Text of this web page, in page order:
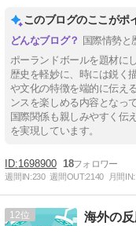
このブログのここがポ
国際情勢と
ポーランドボールを題材に
歴史を軽妙に、時には鋭く
や文化の特徴を端的に伝え
ンスを楽しめる内容となっ
国際関係も親しみやすく伝
を実現しています。
1698900 18
週間IN:230 週間OUT:2140 月間IN:
12 海外の